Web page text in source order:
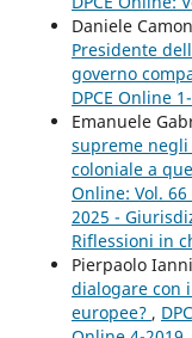
Daniele
Presidente
governo
DPCE Online
Emanuele
supreme negli
coloniale a
Online: Vol. 66
2025 -
Riflessioni in
Pierpaolo
dialogare con
europee? ,